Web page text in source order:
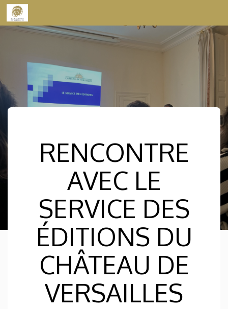
Skip to content
RENCONTRE
AVEC LE
SERVICE DES
ÉDITIONS DU
CHÂTEAU DE
VERSAILLES